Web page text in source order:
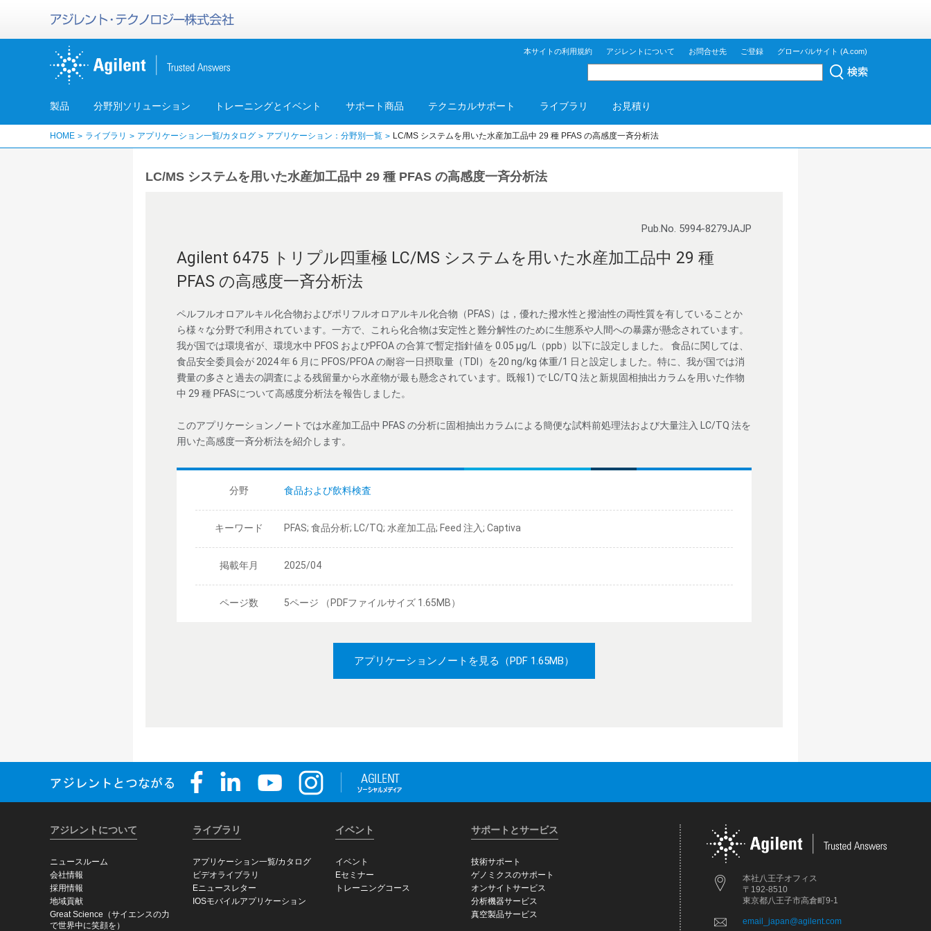
本サイトの利用規約 アジレントについて お問合せ先 ご登録 グローバルサイト (A.com)
製品 分野別ソリューション トレーニングとイベント サポート商品 テクニカルサポート ライブラリ お見積り
HOME ライブラリ アプリケーション一覧/カタログ アプリケーション：分野別一覧 LC/MS システムを用いた水産加工品中 29 種 PFAS の高感度一斉分析法
LC/MS システムを用いた水産加工品中 29 種 PFAS の高感度一斉分析法
Pub.No. 5994-8279JAJP
Agilent 6475 トリプル四重極 LC/MS システムを用いた水産加工品中 29 種
PFAS の高感度一斉分析法
ペルフルオロアルキル化合物およびポリフルオロアルキル化合物（PFAS）は，優れた撥水性と撥油性の両性質を有していることか
ら様々な分野で利用されています。一方で、これら化合物は安定性と難分解性のために生態系や人間への暴露が懸念されています。
我が国では環境省が、環境水中 PFOS およびPFOA の合算で暫定指針値を 0.05 μg/L（ppb）以下に設定しました。 食品に関しては、
食品安全委員会が 2024 年 6 月に PFOS/PFOA の耐容一日摂取量（TDI）を20 ng/kg 体重/1 日と設定しました。特に、我が国では消
費量の多さと過去の調査による残留量から水産物が最も懸念されています。既報1) で LC/TQ 法と新規固相抽出カラムを用いた作物
中 29 種 PFASについて高感度分析法を報告しました。
このアプリケーションノートでは水産加工品中 PFAS の分析に固相抽出カラムによる簡便な試料前処理法および大量注入 LC/TQ 法を
用いた高感度一斉分析法を紹介します。
分野 食品および飲料検査
キーワード PFAS; 食品分析; LC/TQ; 水産加工品; Feed 注入; Captiva
掲載年月 2025/04
ページ数 5ページ （PDFファイルサイズ 1.65MB）
アプリケーションノートを見る （PDF 1.65MB）
本社八王子オフィス
〒192-8510
東京都八王子市高倉町9-1
email_japan@agilent.com
アジレントについて
ニュースルーム
会社情報
採用情報
地域貢献
Great Science（サイエンスの力
で世界中に笑顔を）
ライブラリ
アプリケーション一覧/カタログ
ビデオライブラリ
Eニュースレター
IOSモバイルアプリケーション
イベント
イベント
Eセミナー
トレーニングコース
サポートとサービス
技術サポート
ゲノミクスのサポート
オンサイトサービス
分析機器サービス
真空製品サービス